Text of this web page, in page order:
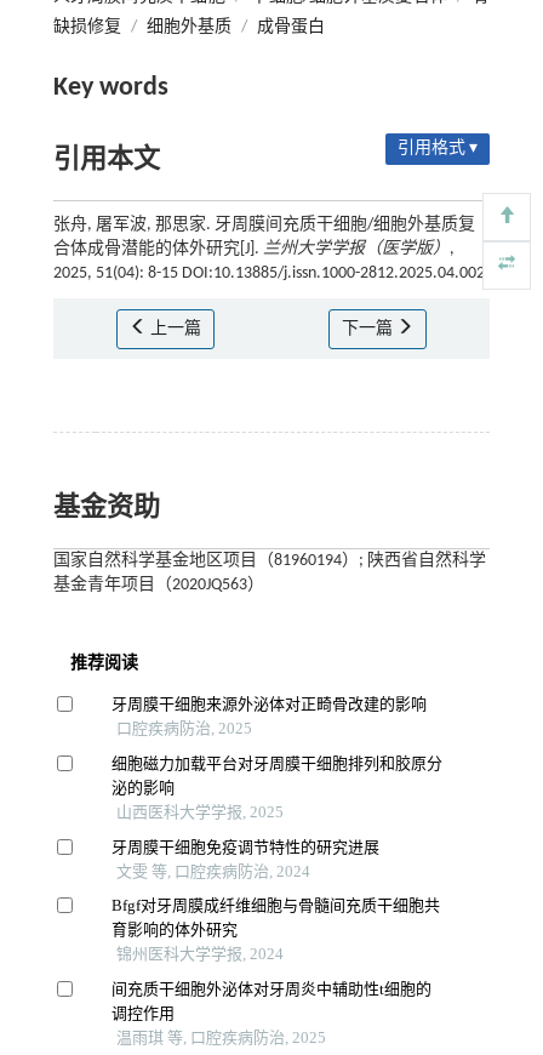
缺损修复 / 细胞外基质 / 成骨蛋白
Key words
引用本文 引用格式 ▾
张舟, 屠军波, 那思家. 牙周膜间充质干细胞/细胞外基质复
合体成骨潜能的体外研究[J]. 兰州大学学报（医学版） ,
2025, 51(04): 8-15 DOI:10.13885/j.issn.1000-2812.2025.04.002
上一篇 下一篇
基金资助
国家自然科学基金地区项目（81960194）; 陕西省自然科学
基金青年项目（2020JQ563）